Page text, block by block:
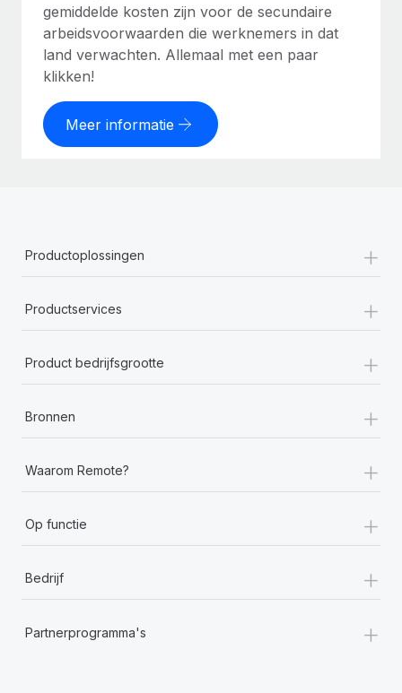
gemiddelde kosten zijn voor de secundaire
arbeidsvoorwaarden die werknemers in dat
land verwachten. Allemaal met een paar
klikken!
Meer informatie
Productoplossingen +
Productservices +
Product bedrijfsgrootte +
Bronnen +
Waarom Remote? +
Op functie +
Bedrijf +
Partnerprogramma's +